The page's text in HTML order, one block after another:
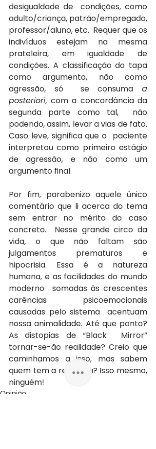
desigualdade de  condições, como
adulto/criança, patrão/empregado,
professor/aluno, etc.  Requer que os
indivíduos estejam na mesma
prateleira, em igualdade de
condições. A classificação do tapa
como argumento, não como
agressão, só  se consuma a
posteriori, com a concordância da
segunda parte como tal,  não
podendo, assim, levar a vias de fato.
Caso leve, significa que o  paciente
interpretou como primeiro estágio
de agressão, e não como um
argumento final.
Por fim, parabenizo aquele único
comentário que li acerca do tema
sem entrar no mérito do caso
concreto.  Nesse grande circo da
vida, o que não faltam são
julgamentos prematuros e
hipocrisia. Essa é a natureza
humana, e as facilidades do mundo
moderno  somadas às crescentes
carências psicoemocionais
causadas pelo sistema  acentuam
nossa animalidade. Até que ponto?
As distopias de “Black  Mirror”
tornar-se-ão realidade? Creio que
caminhamos a isso, mas sabem
quem tem a resposta? Isso mesmo,
ninguém!
Opinião